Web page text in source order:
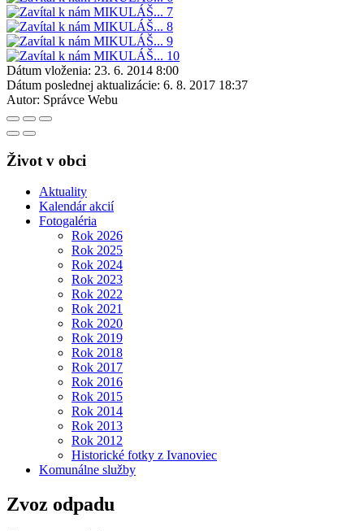
Dátum vloženia: 23. 6. 2014 8:00
Dátum poslednej aktualizácie: 6. 8. 2017 18:37
Autor: Správce Webu
Život v obci
Aktuality
Kalendár akcií
Fotogaléria
Rok 2026
Rok 2025
Rok 2024
Rok 2023
Rok 2022
Rok 2021
Rok 2020
Rok 2019
Rok 2018
Rok 2017
Rok 2016
Rok 2015
Rok 2014
Rok 2013
Rok 2012
Historické fotky z Ivanoviec
Komunálne služby
Zvoz odpadu